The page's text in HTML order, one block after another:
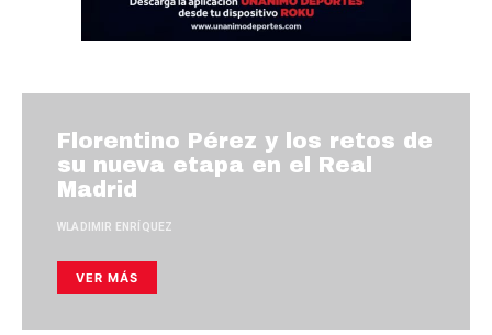
Florentino Pérez y los retos de
su nueva etapa en el Real
Madrid
WLADIMIR ENRÍQUEZ
VER MÁS